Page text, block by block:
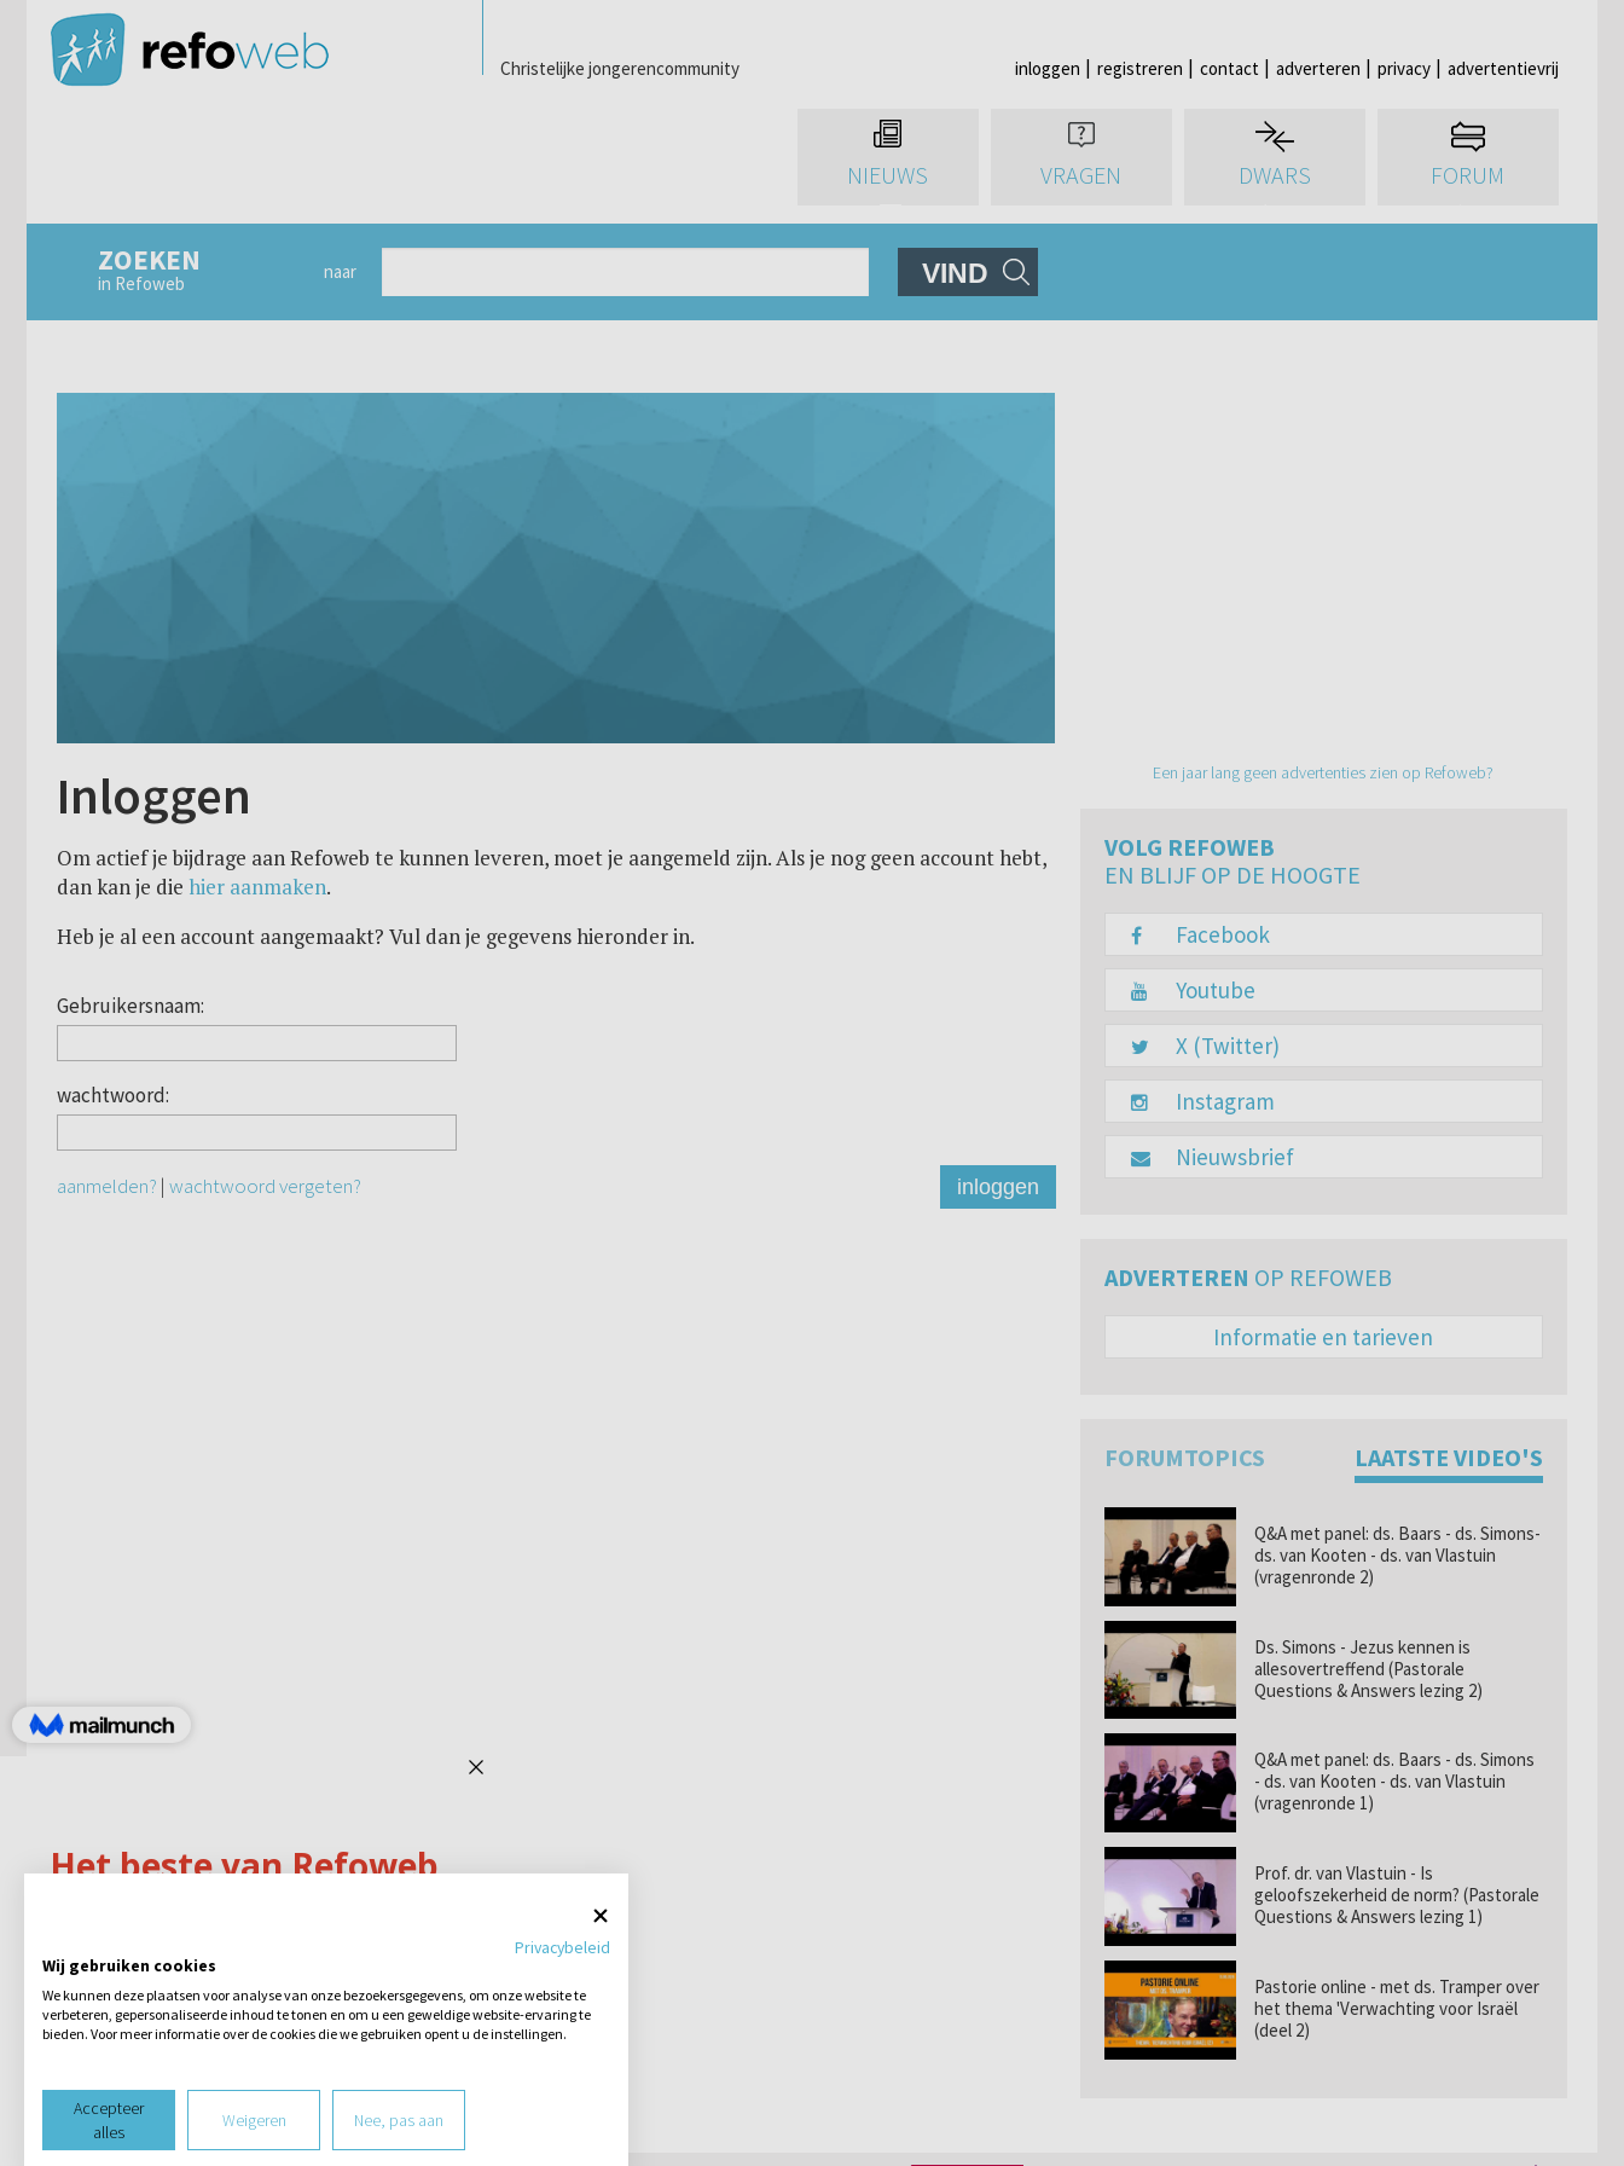
Christelijke jongerencommunity inloggen registreren contact adverteren privacy advertentievrij
NIEUWS VRAGEN DWARS FORUM
ZOEKEN
in Refoweb
naar VIND
Inloggen
Om actief je bijdrage aan Refoweb te kunnen leveren, moet je aangemeld zijn. Als je nog geen account hebt,
dan kan je die hier aanmaken.
Heb je al een account aangemaakt? Vul dan je gegevens hieronder in.
Gebruikersnaam:
wachtwoord:
aanmelden? | wachtwoord vergeten? inloggen
Een jaar lang geen advertenties zien op Refoweb?
VOLG REFOWEB
EN BLIJF OP DE HOOGTE
Facebook
Youtube
X (Twitter)
Instagram
Nieuwsbrief
ADVERTEREN OP REFOWEB
Informatie en tarieven
FORUMTOPICS LAATSTE VIDEO'S
Q&A met panel: ds. Baars - ds. Simons-
ds. van Kooten - ds. van Vlastuin
(vragenronde 2)
Ds. Simons - Jezus kennen is
allesovertreffend (Pastorale
Questions & Answers lezing 2)
Q&A met panel: ds. Baars - ds. Simons
- ds. van Kooten - ds. van Vlastuin
(vragenronde 1)
Prof. dr. van Vlastuin - Is
geloofszekerheid de norm? (Pastorale
Questions & Answers lezing 1)
Pastorie online - met ds. Tramper over
het thema 'Verwachting voor Israël
(deel 2)
Privacybeleid
Wij gebruiken cookies
We kunnen deze plaatsen voor analyse van onze bezoekersgegevens, om onze website te
verbeteren, gepersonaliseerde inhoud te tonen en om u een geweldige website-ervaring te
bieden. Voor meer informatie over de cookies die we gebruiken opent u de instellingen.
Accepteer
alles
Weigeren Nee, pas aan